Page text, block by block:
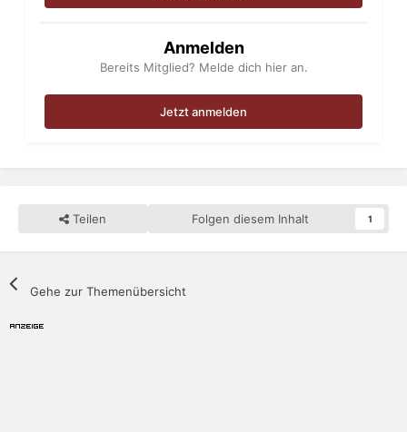
Anmelden
Bereits Mitglied? Melde dich hier an.
Jetzt anmelden
Teilen Folgen diesem Inhalt 1
Gehe zur Themenübersicht